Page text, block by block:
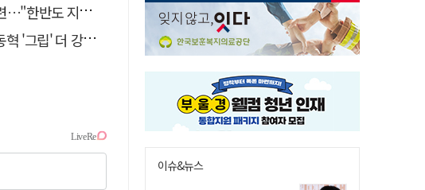
도 지형 학습"
립' 더 강해졌다
이슈&뉴스